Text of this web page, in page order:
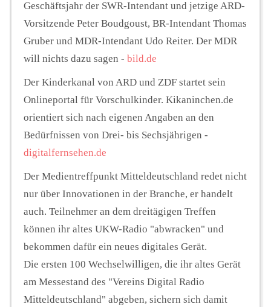
Geschäftsjahr der SWR-Intendant und jetzige ARD-
Vorsitzende Peter Boudgoust, BR-Intendant Thomas
Gruber und MDR-Intendant Udo Reiter. Der MDR
will nichts dazu sagen - bild.de
Der Kinderkanal von ARD und ZDF startet sein
Onlineportal für Vorschulkinder. Kikaninchen.de
orientiert sich nach eigenen Angaben an den
Bedürfnissen von Drei- bis Sechsjährigen -
digitalfernsehen.de
Der Medientreffpunkt Mitteldeutschland redet nicht
nur über Innovationen in der Branche, er handelt
auch. Teilnehmer an dem dreitägigen Treffen
können ihr altes UKW-Radio "abwracken" und
bekommen dafür ein neues digitales Gerät.
Die ersten 100 Wechselwilligen, die ihr altes Gerät
am Messestand des "Vereins Digital Radio
Mitteldeutschland" abgeben, sichern sich damit